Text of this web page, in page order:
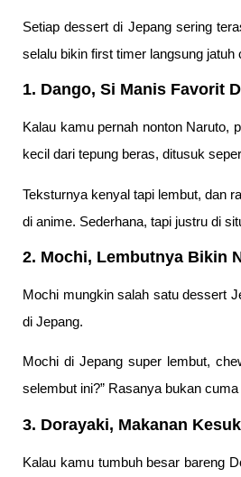
Setiap dessert di Jepang sering
selalu bikin first timer langsung jatuh
1. Dango, Si Manis Favorit
Kalau kamu pernah nonton Naruto,
kecil dari tepung beras, ditusuk
Teksturnya kenyal tapi lembut, dan
di anime. Sederhana, tapi justru di
2. Mochi, Lembutnya Bikin
Mochi mungkin salah satu dessert
di Jepang.
Mochi di Jepang super lembut,
selembut ini?” Rasanya bukan
3. Dorayaki, Makanan
Kalau kamu tumbuh besar bareng